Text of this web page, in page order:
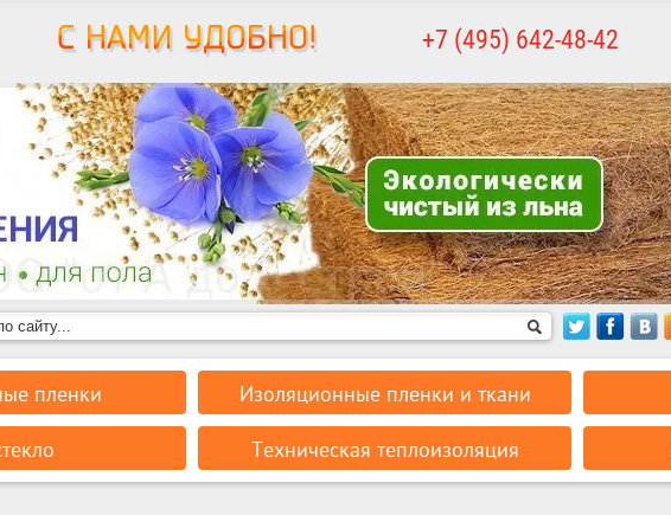
+7 (495) 642-48-42
пленки Изоляционные пленки и ткани
Техническая теплоизоляция